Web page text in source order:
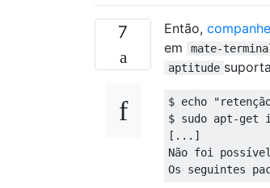
7 Então,
em
mate-
aptitude
$ echo
$ sudo apt-get
[...]
Não foi